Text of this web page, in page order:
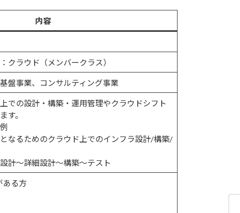
内容
クラウド（メンバークラス）
盤事業、コンサルティング事業
での設計・構築・運用管理やクラウドシフト
す。
なるためのクラウド上でのインフラ設計/構築/
計～詳細設計～構築～テスト
ある方